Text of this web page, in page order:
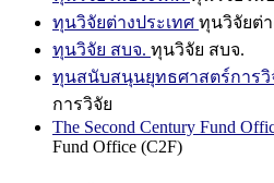
ทุนวิจัยต่างประเทศ ทุนวิจัยต่
ทุนวิจัย สบจ. ทุนวิจัย สบจ.
ทุนสนับสนุนยุทธศาสตร์การวิ
การวิจัย
The Second Century Fund
Fund Office (C2F)